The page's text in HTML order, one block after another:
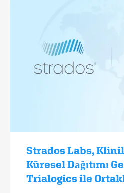
Strados Labs,
Küresel Dağıtımı
Trialogics ile